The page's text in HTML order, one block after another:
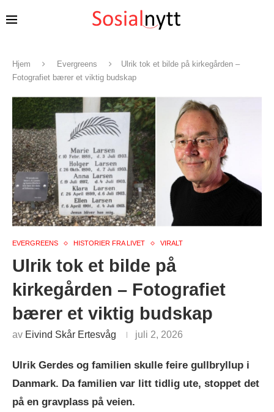
Hjem Evergreens
Ulrik tok et bilde på kirkegården –
Fotografiet bærer et viktig budskap
EVERGREENS HISTORIER FRA LIVET VIRALT
Ulrik tok et bilde på
kirkegården – Fotografiet
bærer et viktig budskap
av Eivind Skår Ertesvåg juli 2, 2026
Ulrik Gerdes og familien skulle feire gullbryllup i
Danmark. Da familien var litt tidlig ute, stoppet det
på en gravplass på veien.